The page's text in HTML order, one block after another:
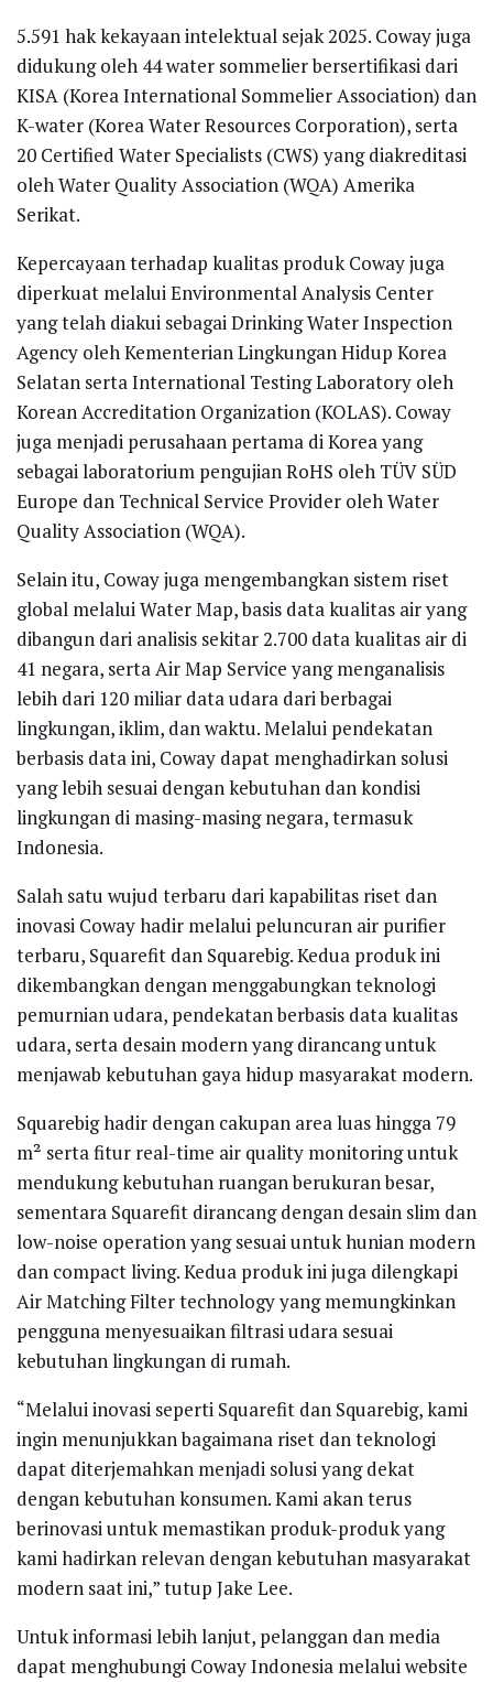
5.591 hak kekayaan intelektual sejak 2025. Coway juga
didukung oleh 44 water sommelier bersertifikasi dari
KISA (Korea International Sommelier Association) dan
K-water (Korea Water Resources Corporation), serta
20 Certified Water Specialists (CWS) yang diakreditasi
oleh Water Quality Association (WQA) Amerika
Serikat.
Kepercayaan terhadap kualitas produk Coway juga
diperkuat melalui Environmental Analysis Center
yang telah diakui sebagai Drinking Water Inspection
Agency oleh Kementerian Lingkungan Hidup Korea
Selatan serta International Testing Laboratory oleh
Korean Accreditation Organization (KOLAS). Coway
juga menjadi perusahaan pertama di Korea yang
sebagai laboratorium pengujian RoHS oleh TÜV SÜD
Europe dan Technical Service Provider oleh Water
Quality Association (WQA).
Selain itu, Coway juga mengembangkan sistem riset
global melalui Water Map, basis data kualitas air yang
dibangun dari analisis sekitar 2.700 data kualitas air di
41 negara, serta Air Map Service yang menganalisis
lebih dari 120 miliar data udara dari berbagai
lingkungan, iklim, dan waktu. Melalui pendekatan
berbasis data ini, Coway dapat menghadirkan solusi
yang lebih sesuai dengan kebutuhan dan kondisi
lingkungan di masing-masing negara, termasuk
Indonesia.
Salah satu wujud terbaru dari kapabilitas riset dan
inovasi Coway hadir melalui peluncuran air purifier
terbaru, Squarefit dan Squarebig. Kedua produk ini
dikembangkan dengan menggabungkan teknologi
pemurnian udara, pendekatan berbasis data kualitas
udara, serta desain modern yang dirancang untuk
menjawab kebutuhan gaya hidup masyarakat modern.
Squarebig hadir dengan cakupan area luas hingga 79
m² serta fitur real-time air quality monitoring untuk
mendukung kebutuhan ruangan berukuran besar,
sementara Squarefit dirancang dengan desain slim dan
low-noise operation yang sesuai untuk hunian modern
dan compact living. Kedua produk ini juga dilengkapi
Air Matching Filter technology yang memungkinkan
pengguna menyesuaikan filtrasi udara sesuai
kebutuhan lingkungan di rumah.
“Melalui inovasi seperti Squarefit dan Squarebig, kami
ingin menunjukkan bagaimana riset dan teknologi
dapat diterjemahkan menjadi solusi yang dekat
dengan kebutuhan konsumen. Kami akan terus
berinovasi untuk memastikan produk-produk yang
kami hadirkan relevan dengan kebutuhan masyarakat
modern saat ini,” tutup Jake Lee.
Untuk informasi lebih lanjut, pelanggan dan media
dapat menghubungi Coway Indonesia melalui website